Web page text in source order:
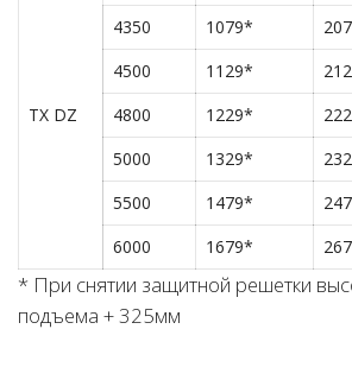
TX DZ
4350
1079*
4500
1129*
4800
1229*
5000
1329*
5500
1479*
6000
1679*
* При снятии защитной решетки
подъема + 325мм